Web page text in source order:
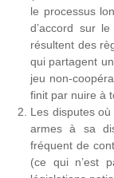
le processus
d’accord sur
résultent des
qui partagent
jeu non-
finit par nuire à
Les disputes
armes à sa
fréquent de
(ce qui n’est